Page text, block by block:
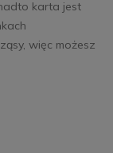
karta jest
więc możesz